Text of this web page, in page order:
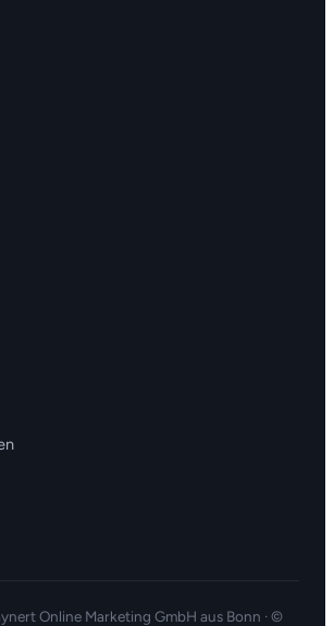
Online Marketing GmbH aus Bonn · ©